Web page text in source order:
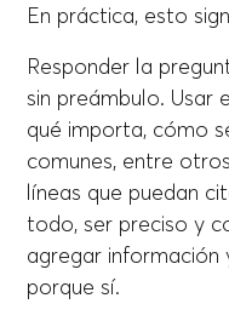
En práctica, esto
Responder la
sin preámbulo. Usar
qué importa, cómo
comunes, entre
líneas que puedan
todo, ser preciso y
agregar
porque sí.